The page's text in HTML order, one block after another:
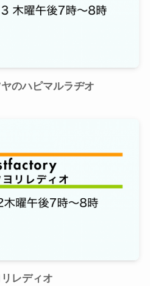
のハピマルラヂオ
レディオ